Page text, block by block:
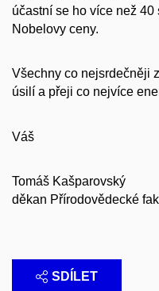
účastní se ho více než
Nobelovy ceny.
Všechny co nejsrdečněji
úsilí a přeji co nejvíce
Váš
Tomáš Kašparovský
děkan Přírodovědecké
SDÍLET